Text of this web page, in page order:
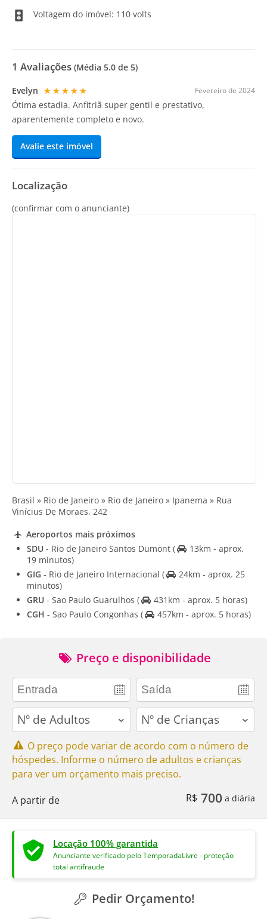
Voltagem do imóvel: 110 volts
1 Avaliações (Média 5.0 de 5)
Fevereiro de 2024
Evelyn ★★★★★
Ótima estadia. Anfitriã super gentil e prestativo,
aparentemente completo e novo.
Avalie este imóvel
Localização
(confirmar com o anunciante)
Brasil » Rio de Janeiro » Rio de Janeiro » Ipanema » Rua
Vinícius De Moraes, 242
Aeroportos mais próximos
SDU - Rio de Janeiro Santos Dumont (
13km - aprox.
19 minutos)
GIG - Rio de Janeiro Internacional (
24km - aprox. 25
minutos)
GRU - Sao Paulo Guarulhos (
431km - aprox. 5 horas)
CGH - Sao Paulo Congonhas ( 457km - aprox. 5 horas)
Preço e disponibilidade
adults children
O preço pode variar de acordo com o número de
hóspedes. Informe o número de adultos e crianças
para ver um orçamento mais preciso.
A partir de
R$ 700 a diária
Locação 100% garantida
Anunciante verificado pelo TemporadaLivre - proteção
total antifraude
Pedir Orçamento!